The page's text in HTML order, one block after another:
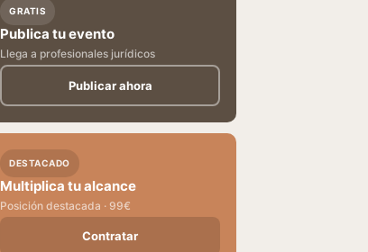
GRATIS
Publica tu evento
Llega a profesionales jurídicos
Publicar ahora
DESTACADO
Multiplica tu alcance
Posición destacada · 99€
Contratar